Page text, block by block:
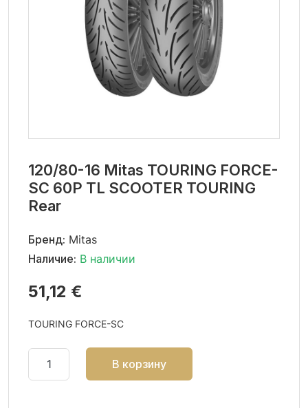
120/80-16 Mitas TOURING FORCE-
SC 60P TL SCOOTER TOURING
Rear
Бренд: Mitas
Наличие: В наличии
51,12 €
TOURING FORCE-SC
В корзину